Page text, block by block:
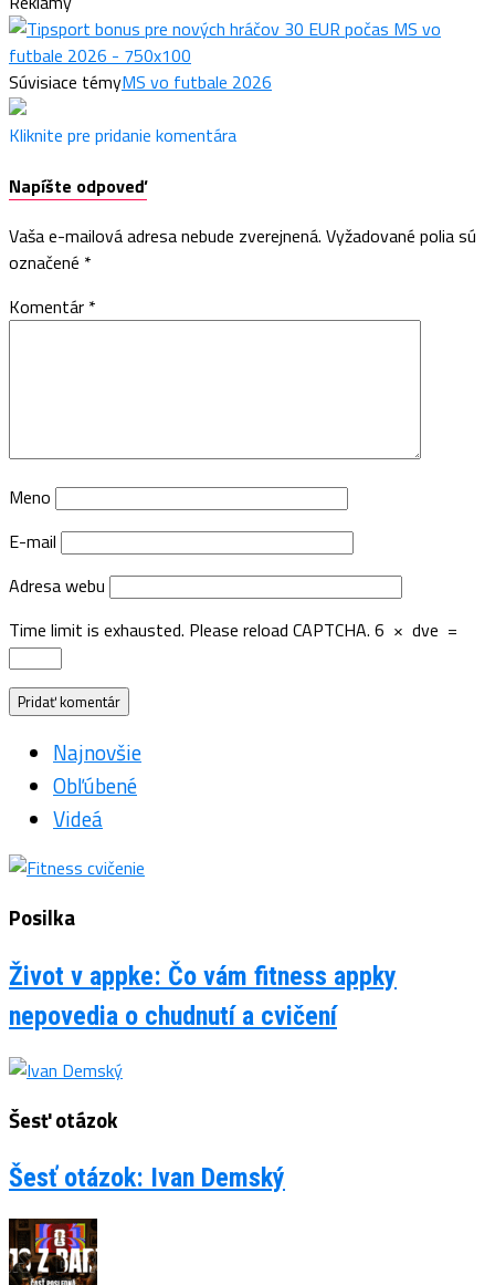
Súvisiace témyMS vo futbale 2026
Kliknite pre pridanie komentára
Napíšte odpoveď
Vaša e-mailová adresa nebude zverejnená. Vyžadované polia sú
označené *
Komentár *
Meno
E-mail
Adresa webu
Time limit is exhausted. Please reload CAPTCHA. 6 × dve =
Najnovšie
Obľúbené
Videá
Posilka
Život v appke: Čo vám fitness appky
nepovedia o chudnutí a cvičení
Šesť otázok
Šesť otázok: Ivan Demský